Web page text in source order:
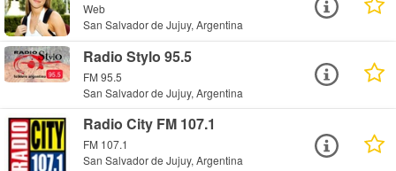
Web
San Salvador de Jujuy, Argentina
Radio Stylo 95.5
FM 95.5
San Salvador de Jujuy, Argentina
Radio City FM 107.1
FM 107.1
San Salvador de Jujuy, Argentina